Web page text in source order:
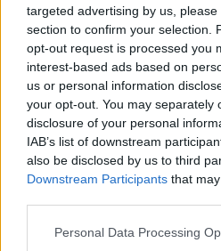
targeted advertising by us,
section to confirm your selection.
opt-out request is processed you
interest-based ads based on
us or personal information
your opt-out. You may separately
disclosure of your personal
IAB’s list of downstream
also be disclosed by us to third
Downstream Participants that
Personal Data Processing
Viac zarobím,
ako pred dvomi či tromi rokmi.